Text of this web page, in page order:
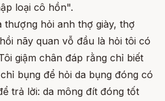
loại cô hồn".
thượng hỏi anh thợ giày, thợ
nãy quan vỗ đầu là hỏi tôi có
giậm chân đáp rằng chỉ biết
bụng để hỏi da bụng đóng có
trả lời: da mông đít đóng tốt